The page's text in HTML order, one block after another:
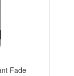
Fade